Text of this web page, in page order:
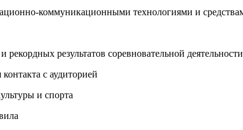
коммуникационными технологиями и
рекордных результатов соревновательной
с аудиторией
и спорта